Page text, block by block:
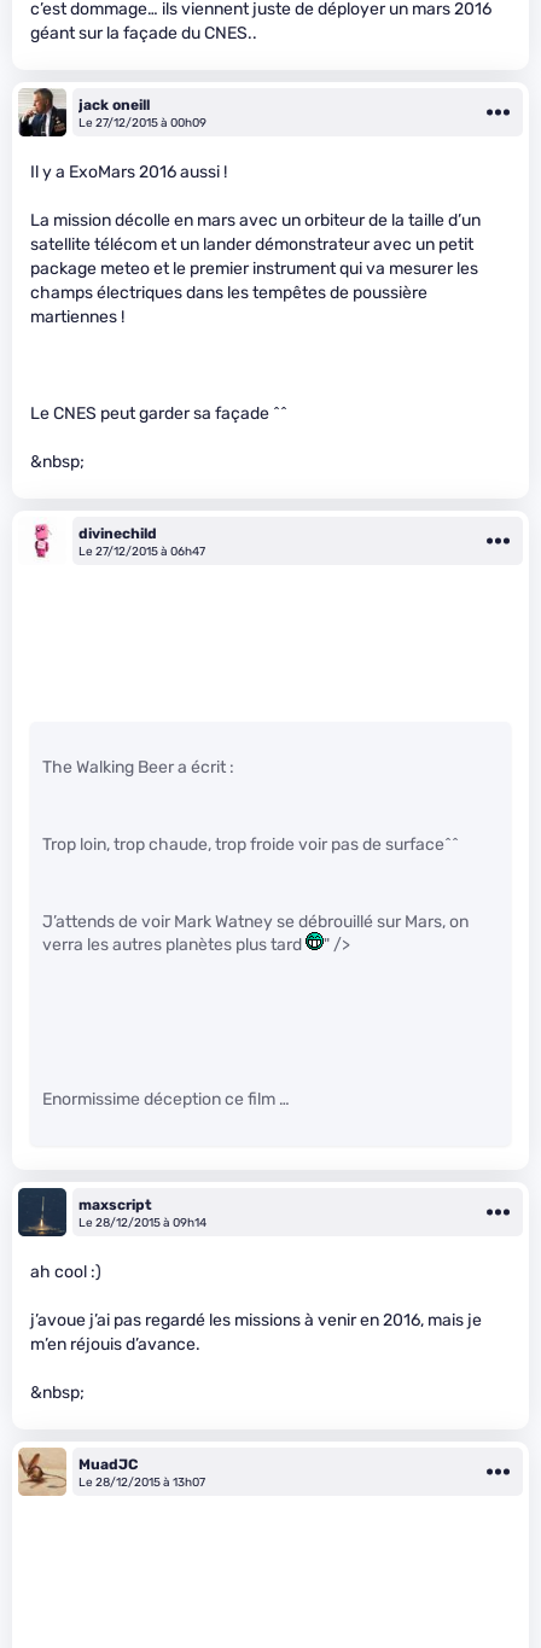
c’est dommage… ils viennent juste de déployer un mars 2016
géant sur la façade du CNES..
jack oneill
Le 27/12/2015 à 00h09
Il y a ExoMars 2016 aussi !
La mission décolle en mars avec un orbiteur de la taille d’un
satellite télécom et un lander démonstrateur avec un petit
package meteo et le premier instrument qui va mesurer les
champs électriques dans les tempêtes de poussière
martiennes !
Le CNES peut garder sa façade ^^
&nbsp;
divinechild
Le 27/12/2015 à 06h47
The Walking Beer a écrit :
Trop loin, trop chaude, trop froide voir pas de surface^^
J’attends de voir Mark Watney se débrouillé sur Mars, on
verra les autres planètes plus tard
" />
Enormissime déception ce film …
maxscript
Le 28/12/2015 à 09h14
ah cool :)
j’avoue j’ai pas regardé les missions à venir en 2016, mais je
m’en réjouis d’avance.
&nbsp;
MuadJC
Le 28/12/2015 à 13h07